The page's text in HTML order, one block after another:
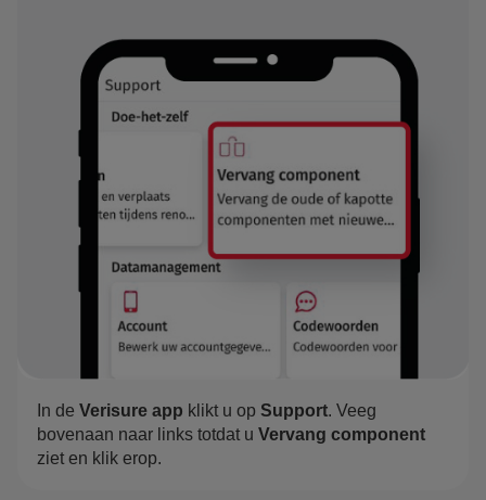
In de Verisure app klikt u op Support. Veeg
bovenaan naar links totdat u Vervang component
ziet en klik erop.